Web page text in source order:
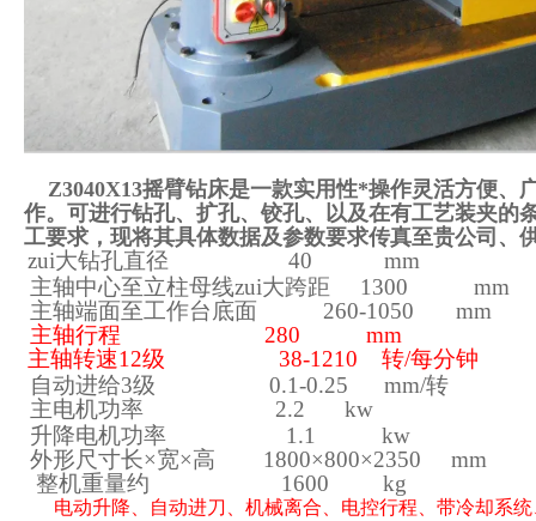
Z3040X13摇臂钻床是一款实用性*操作灵活方便、
作。可进行钻孔、扩孔、铰孔、以及在有工艺装夹的
工要求，现将其具体数据及参数要求传真至贵公司、
zui大钻孔直径 40 mm
主轴中心至立柱母线zui大跨距 1300 mm
主轴端面至工作台底面 260-1050 mm
主轴行程 280 mm
主轴转速12级 38-1210 转/每分钟
自动进给3级 0.1-0.25 mm/转
主电机功率 2.2
kw
升降电机功率 1.1 kw
外形尺寸长×宽×高 1800×800×2350 mm
整机重量约 1600 kg
电动升降、自动进刀、机械离合、电控行程、带冷却系